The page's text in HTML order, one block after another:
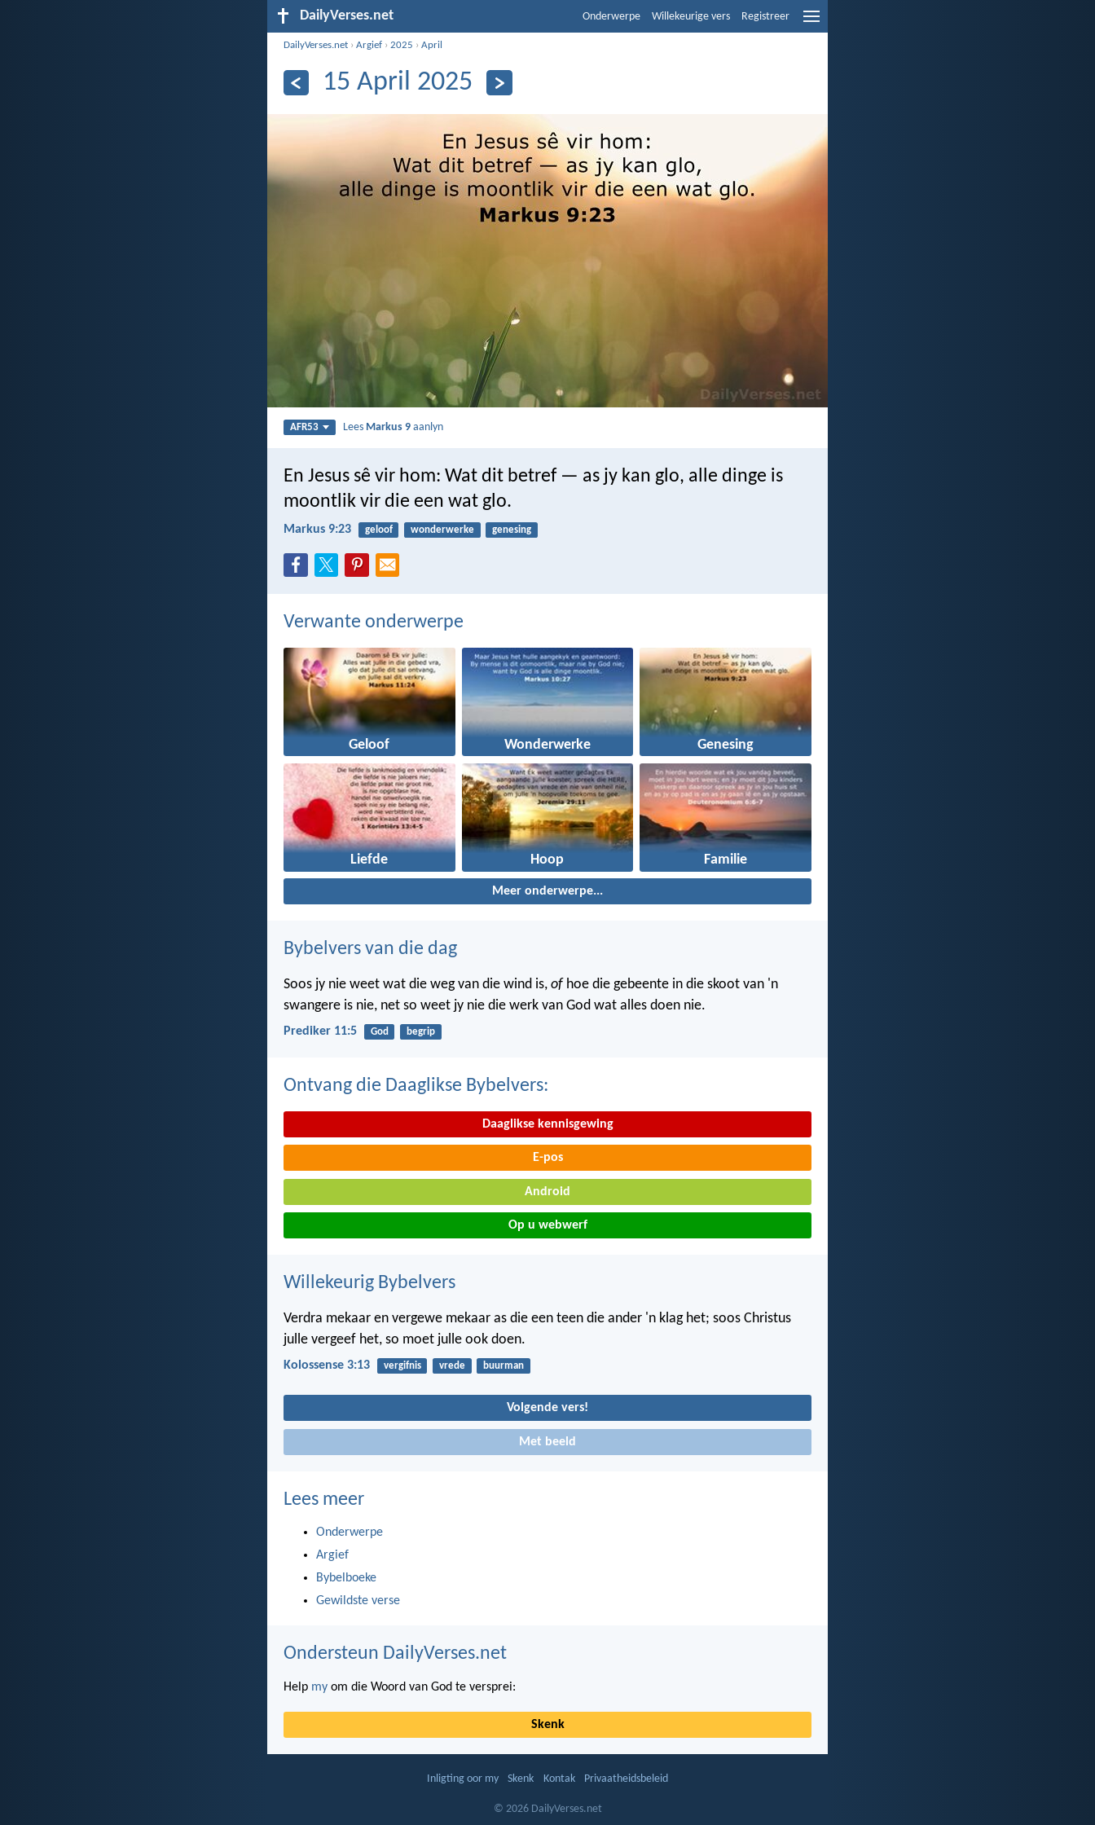
DailyVerses.net Onderwerpe Willekeurige vers Registreer
DailyVerses.net ›Argief ›2025 ›April
15 April 2025
AFR53 Lees Markus 9 aanlyn
En Jesus sê vir hom: Wat dit betref — as jy kan glo, alle dinge is
moontlik vir die een wat glo.
Markus 9:23 geloof wonderwerke genesing
Verwante onderwerpe
Geloof Wonderwerke Genesing
Liefde Hoop Familie
Meer onderwerpe...
Bybelvers van die dag
Soos jy nie weet wat die weg van die wind is, of hoe die gebeente in die skoot van 'n
swangere is nie, net so weet jy nie die werk van God wat alles doen nie.
Prediker 11:5 God begrip
Ontvang die Daaglikse Bybelvers:
Daaglikse kennisgewing
E-pos
Android
Op u webwerf
Willekeurig Bybelvers
Verdra mekaar en vergewe mekaar as die een teen die ander 'n klag het; soos Christus
julle vergeef het, so moet julle ook doen.
Kolossense 3:13 vergifnis vrede buurman
Volgende vers!
Met beeld
Lees meer
Onderwerpe
Argief
Bybelboeke
Gewildste verse
Ondersteun DailyVerses.net
Help my om die Woord van God te versprei:
Skenk
Inligting oor my Skenk Kontak Privaatheidsbeleid
© 2026 DailyVerses.net